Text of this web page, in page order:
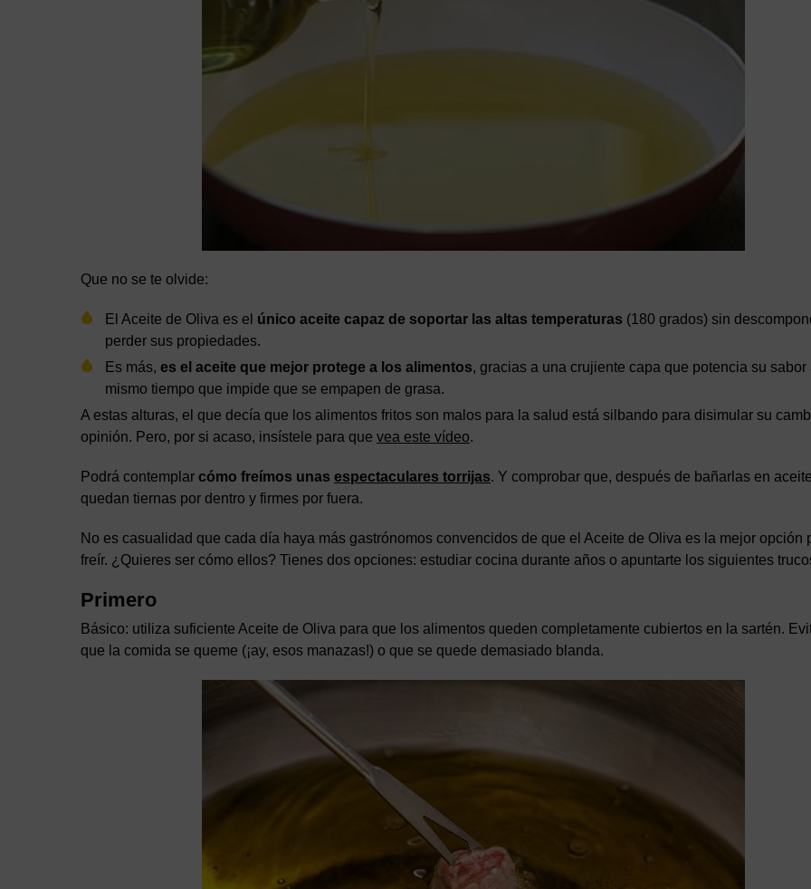
Que no se te olvide:
El Aceite de Oliva es el único aceite capaz de soportar las altas temperaturas (180 grados) sin
perder sus propiedades.
Es más, es el aceite que mejor protege a los alimentos, gracias a una crujiente capa que potencia su sabor
mismo tiempo que impide que se empapen de grasa.
A estas alturas, el que decía que los alimentos fritos son malos para la salud está silbando para disimular su
opinión. Pero, por si acaso, insístele para que vea este vídeo.
Podrá contemplar cómo freímos unas espectaculares torrijas. Y comprobar que, después de bañarlas en
quedan tiernas por dentro y firmes por fuera.
No es casualidad que cada día haya más gastrónomos convencidos de que el Aceite de Oliva es la mejor opción
freír. ¿Quieres ser cómo ellos? Tienes dos opciones: estudiar cocina durante años o apuntarte los siguientes
Primero
Básico: utiliza suficiente Aceite de Oliva para que los alimentos queden completamente cubiertos en la sartén.
que la comida se queme (¡ay, esos manazas!) o que se quede demasiado blanda.